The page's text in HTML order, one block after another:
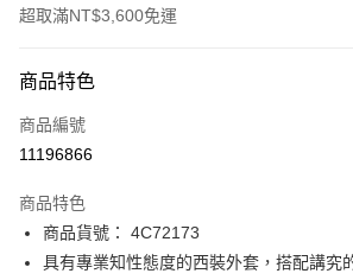
超取滿NT$3,600免運
信用卡一次付款
信用卡分期付款
合作金庫商業銀行
華南商業銀行
上海商業儲蓄銀行
台北富邦
LINE Pay
Apple Pay
商品特色
商品編號
11196866
商品特色
商品貨號： 4C72173
具有專業知性態度的西裝外套，搭配講究